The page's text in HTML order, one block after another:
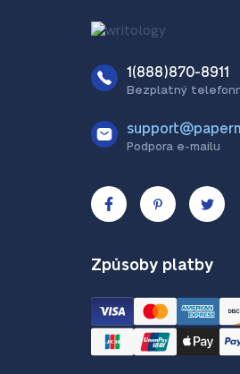
1(888)870-8911
Bezplatný
Podpora e-mailu
Způsoby platby